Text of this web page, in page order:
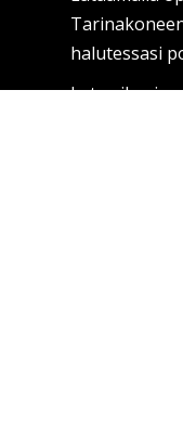
halutessasi
Lataa